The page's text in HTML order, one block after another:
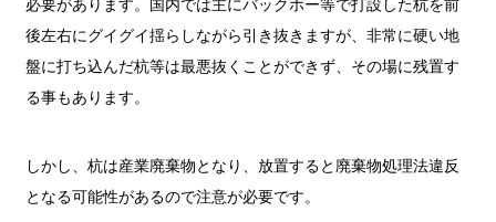
必要があります。国内では主にバックホー等で打設した杭を前
後左右にグイグイ揺らしながら引き抜きますが、非常に硬い地
盤に打ち込んだ杭等は最悪抜くことができず、その場に残置す
る事もあります。
しかし、杭は産業廃棄物となり、放置すると廃棄物処理法違反
となる可能性があるので注意が必要です。